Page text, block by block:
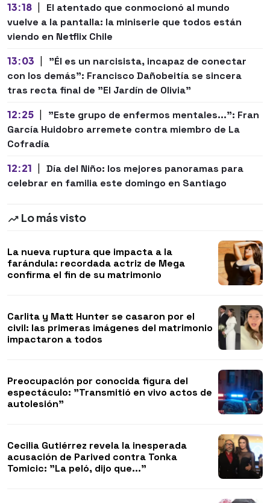
13:18
El atentado que conmocionó al mundo
vuelve a la pantalla: la miniserie que todos están
viendo en Netflix Chile
13:03
"Él es un narcisista, incapaz de conectar
con los demás": Francisco Dañobeitía se sincera
tras recta final de "El Jardín de Olivia"
12:25
"Este grupo de enfermos mentales...": Fran
García Huidobro arremete contra miembro de La
Cofradía
12:21
Día del Niño: los mejores panoramas para
celebrar en familia este domingo en Santiago
Lo más visto
La nueva ruptura que impacta a la
farándula: recordada actriz de Mega
confirma el fin de su matrimonio
Carlita y Matt Hunter se casaron por el
civil: las primeras imágenes del matrimonio
impactaron a todos
Preocupación por conocida figura del
espectáculo: "Transmitió en vivo actos de
autolesión"
Cecilia Gutiérrez revela la inesperada
acusación de Parived contra Tonka
Tomicic: "La peló, dijo que..."